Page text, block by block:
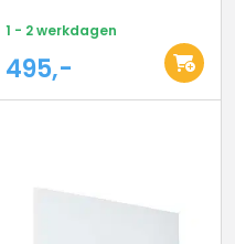
1 - 2 werkdagen
495,-